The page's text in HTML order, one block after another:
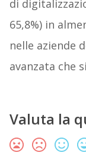
di
65,8%) in
nelle aziende
avanzata che
Valuta la